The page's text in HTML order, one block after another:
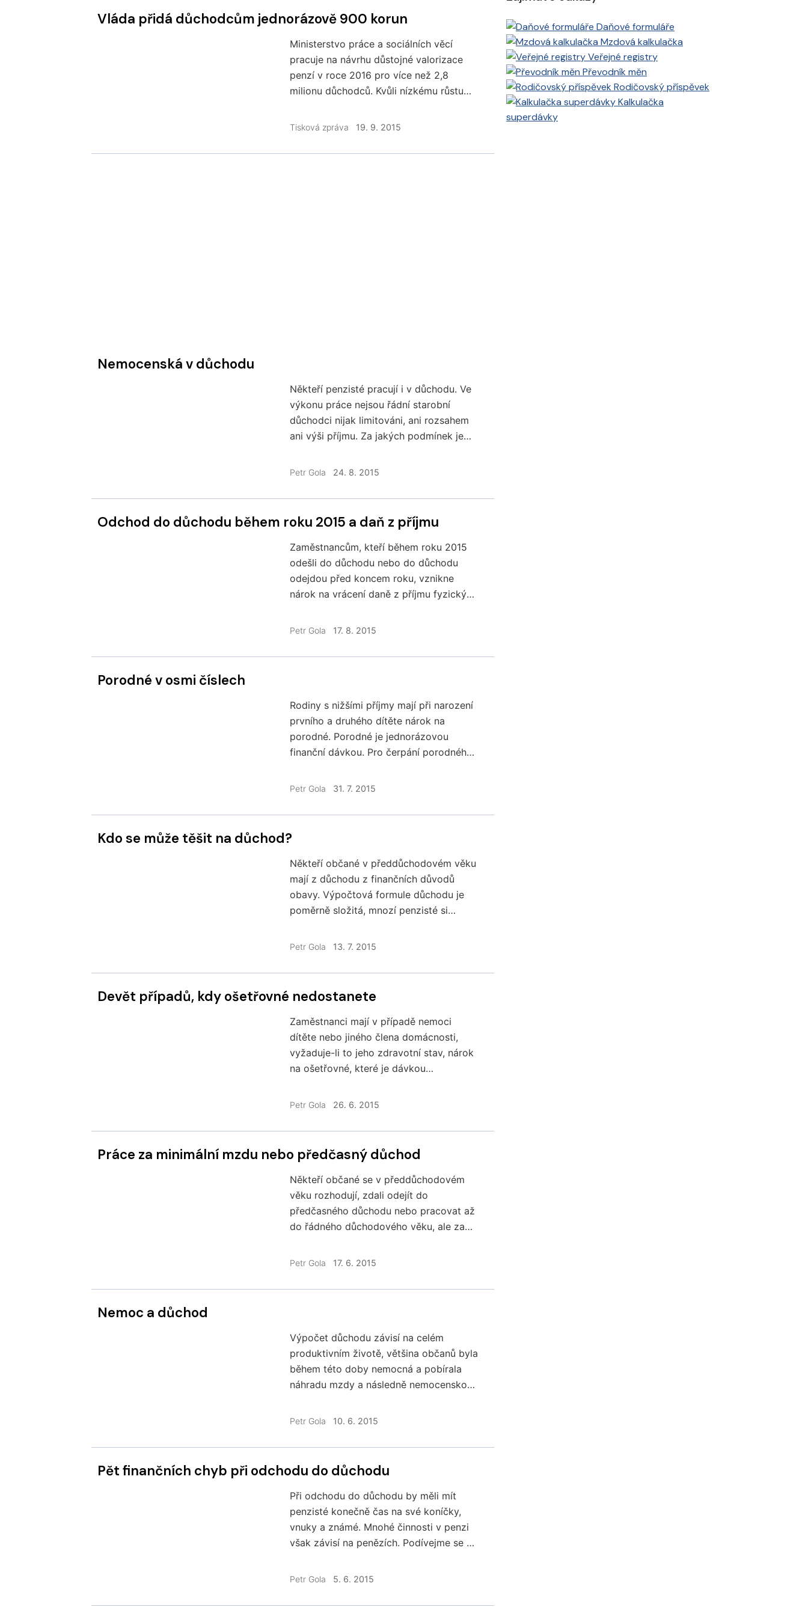
Vláda přidá důchodcům jednorázově 900 korun
Ministerstvo práce a sociálních věcí
pracuje na návrhu důstojné valorizace
penzí v roce 2016 pro více než 2,8
milionu důchodců. Kvůli nízkému růstu
na základě kterého by se podle platné
o pouhé čtyři desítky korun, se koalice
Tisková zpráva 19. 9. 2015
Nemocenská v důchodu
Někteří penzisté pracují i v důchodu. Ve
výkonu práce nejsou řádní starobní
důchodci nijak limitováni, ani rozsahem
ani výši příjmu. Za jakých podmínek je
současně? S čím je potřeba počítat při
Petr Gola 24. 8. 2015
Odchod do důchodu během roku 2015 a daň z příjmu
Zaměstnancům, kteří během roku 2015
odešli do důchodu nebo do důchodu
odejdou před koncem roku, vznikne
nárok na vrácení daně z příjmu fyzických
Automaticky se peníze nedostanou. Jak
přeplatek na dani za rok 2015?
Petr Gola 17. 8. 2015
Porodné v osmi číslech
Rodiny s nižšími příjmy mají při narození
prvního a druhého dítěte nárok na
porodné. Porodné je jednorázovou
finanční dávkou. Pro čerpání porodného
porodné si písemně zažádat. Podívejme
čísel.
Petr Gola 31. 7. 2015
Kdo se může těšit na důchod?
Někteří občané v předdůchodovém věku
mají z důchodu z finančních důvodů
obavy. Výpočtová formule důchodu je
poměrně složitá, mnozí penzisté si
Kdy důchod neznamená finanční
Petr Gola 13. 7. 2015
Devět případů, kdy ošetřovné nedostanete
Zaměstnanci mají v případě nemoci
dítěte nebo jiného člena domácnosti,
vyžaduje-li to jeho zdravotní stav, nárok
na ošetřovné, které je dávkou
na ošetřovné nevzniká?
Petr Gola 26. 6. 2015
Práce za minimální mzdu nebo předčasný důchod
Někteří občané se v předdůchodovém
věku rozhodují, zdali odejít do
předčasného důchodu nebo pracovat až
do řádného důchodového věku, ale za
varianta je finančně výhodnější?
Petr Gola 17. 6. 2015
Nemoc a důchod
Výpočet důchodu závisí na celém
produktivním životě, většina občanů byla
během této doby nemocná a pobírala
náhradu mzdy a následně nemocenskou.
standardně, jaký to má vliv na výpočet
Petr Gola 10. 6. 2015
Pět finančních chyb při odchodu do důchodu
Při odchodu do důchodu by měli mít
penzisté konečně čas na své koníčky,
vnuky a známé. Mnohé činnosti v penzi
však závisí na penězích. Podívejme se na
penzi nižší životní úroveň nebo dokonce
Petr Gola 5. 6. 2015
Daňové formuláře
Mzdová kalkulačka
Veřejné registry
Převodník měn
Rodičovský příspěvek
Kalkulačka
superdávky